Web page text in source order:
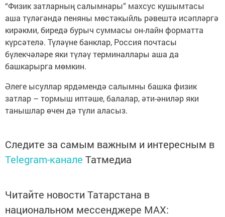
“Физик затларның салымнары” махсус кушымтасы
аша түләгәндә пеняны мөстәкыйль рәвештә исәпләргә
кирәкми, биредә бурыч суммасы он-лайн форматта
күрсәтелә. Түләүне банклар, Россия почтасы
бүлекчәләре яки түләү терминаллары аша да
башкарырга мөмкин.
Әлеге ысуллар ярдәмендә салымны башка физик
затлар – тормыш иптәше, балалар, әти-әниләр яки
танышлар өчен дә түли аласыз.
Следите за самым важным и интересным в
Telegram-канале Татмедиа
Читайте новости Татарстана в
национальном мессенджере MАХ: